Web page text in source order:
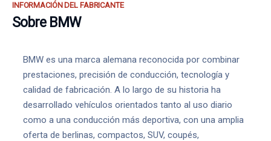
INFORMACIÓN DEL FABRICANTE
Sobre BMW
BMW es una marca alemana reconocida por combinar
prestaciones, precisión de conducción, tecnología y
calidad de fabricación. A lo largo de su historia ha
desarrollado vehículos orientados tanto al uso diario
como a una conducción más deportiva, con una amplia
oferta de berlinas, compactos, SUV, coupés,